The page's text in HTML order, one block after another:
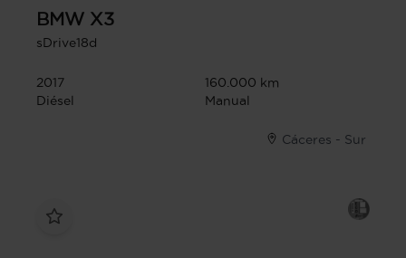
BMW X3
sDrive18d
2017
160.000 km
Diésel
Manual
Cáceres - Sur